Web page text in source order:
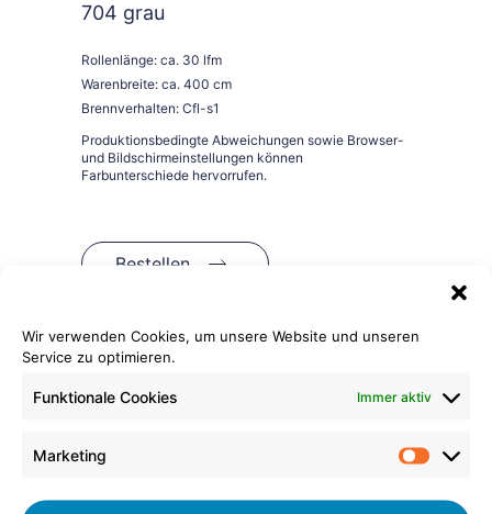
Wir verwenden Cookies, um unsere Website und unseren
Service zu optimieren.
Funktionale Cookies Immer aktiv
Marketing
704 grau
Rollenlänge: ca. 30 lfm
Warenbreite: ca. 400 cm
Brennverhalten: Cfl-s1
Bestellen